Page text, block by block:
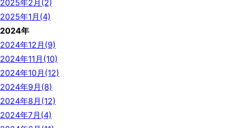
2025年2月(2)
2025年1月(4)
2024年
2024年12月(9)
2024年11月(10)
2024年10月(12)
2024年9月(8)
2024年8月(12)
2024年7月(4)